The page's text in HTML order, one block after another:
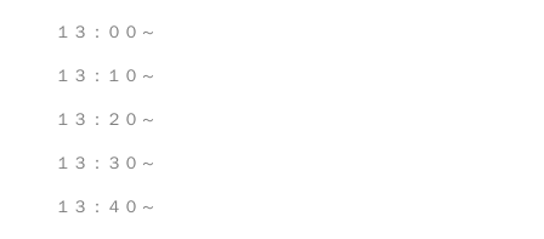
１３：００～
１３：１０～
１３：２０～
１３：３０～
１３：４０～